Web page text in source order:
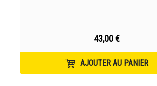
43,00 €
AJOUTER AU PANIER